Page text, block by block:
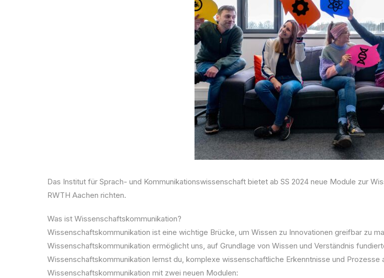
Das Institut für Sprach- und Kommunikationswissenschaft bietet ab SS 2024 neue Module zur
RWTH Aachen richten.
Was ist Wissenschaftskommunikation?
Wissenschaftskommunikation ist eine wichtige Brücke, um Wissen zu Innovationen greifbar zu
Wissenschaftskommunikation ermöglicht uns, auf Grundlage von Wissen und Verständnis
Wissenschaftskommunikation lernst du, komplexe wissenschaftliche Erkenntnisse und
Wissenschaftskommunikation mit zwei neuen Modulen: